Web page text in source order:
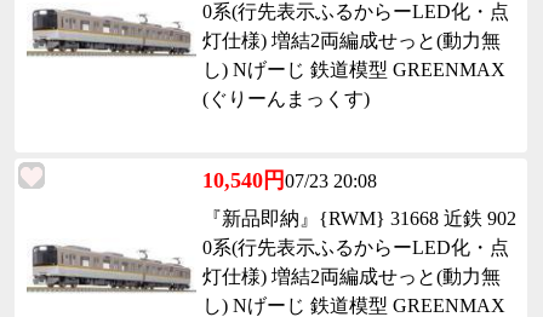
0系(行先表示ふるからーLED化・点
灯仕様) 増結2両編成せっと(動力無
し) Nげーじ 鉄道模型 GREENMAX
(ぐりーんまっくす)
10,540円07/23 20:08
『新品即納』{RWM} 31668 近鉄 902
0系(行先表示ふるからーLED化・点
灯仕様) 増結2両編成せっと(動力無
し) Nげーじ 鉄道模型 GREENMAX